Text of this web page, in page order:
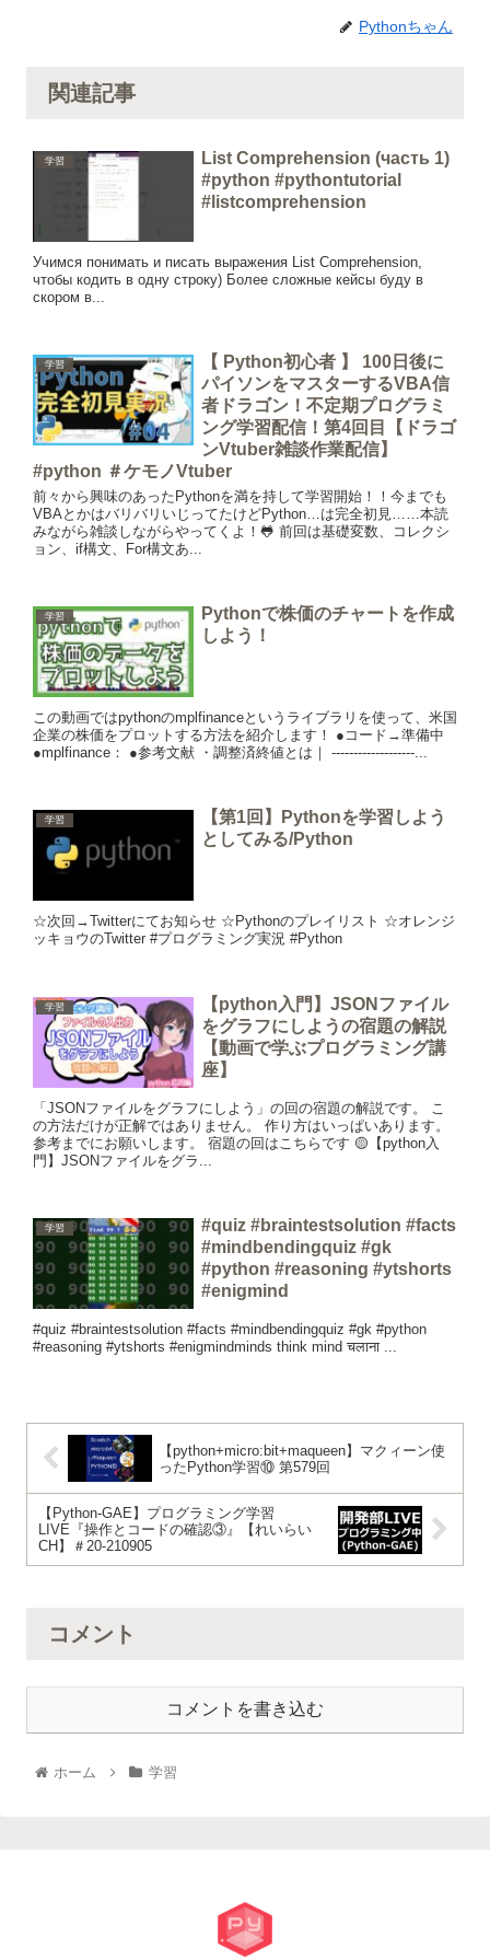
Pythonちゃん
関連記事
学習
List Comprehension (часть 1)
#python #pythontutorial
#listcomprehension
Учимся понимать и писать выражения List Comprehension,
чтобы кодить в одну строку) Более сложные кейсы буду в
скором в...
学習
【 Python初心者 】 100日後に
パイソンをマスターするVBA信
者ドラゴン！不定期プログラミ
ング学習配信！第4回目【ドラゴ
ンVtuber雑談作業配信】
#python ＃ケモノVtuber
前々から興味のあったPythonを満を持して学習開始！！今までも
VBAとかはバリバリいじってたけどPython…は完全初見……本読
みながら雑談しながらやってくよ！🐸 前回は基礎変数、コレクシ
ョン、if構文、For構文あ...
学習
Pythonで株価のチャートを作成
しよう！
この動画ではpythonのmplfinanceというライブラリを使って、米国
企業の株価をプロットする方法を紹介します！ ●コード→準備中
●mplfinance： ●参考文献 ・調整済終値とは｜ -------------------...
学習
【第1回】Pythonを学習しよう
としてみる/Python
☆次回→Twitterにてお知らせ ☆Pythonのプレイリスト ☆オレンジ
ッキョウのTwitter #プログラミング実況 #Python
学習
【python入門】JSONファイル
をグラフにしようの宿題の解説
【動画で学ぶプログラミング講
座】
「JSONファイルをグラフにしよう」の回の宿題の解説です。 こ
の方法だけが正解ではありません。 作り方はいっぱいあります。
参考までにお願いします。 宿題の回はこちらです 🟡【python入
門】JSONファイルをグラ...
学習
#quiz #braintestsolution #facts
#mindbendingquiz #gk
#python #reasoning #ytshorts
#enigmind
#quiz #braintestsolution #facts #mindbendingquiz #gk #python
#reasoning #ytshorts #enigmindminds think mind चलाना ...
【python+micro:bit+maqueen】マクィーン使
ったPython学習⑩ 第579回
【Python-GAE】プログラミング学習
LIVE『操作とコードの確認③』【れいらい
CH】＃20-210905
コメント
コメントを書き込む
ホーム 学習